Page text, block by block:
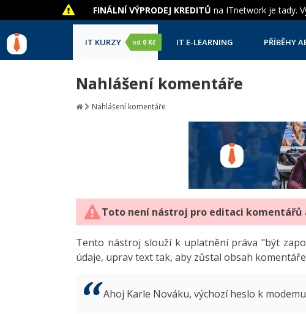
FINÁLNÍ VÝPRODEJ KREDITŮ na ITnetwork je tady.
IT KURZY od 0 Kč IT E-LEARNING PŘÍBĚHY
Nahlášení komentáře
Nahlášení komentáře
Toto není nástroj pro editaci komentářů
Tento nástroj slouží k uplatnění práva "být
údaje, uprav text tak, aby zůstal obsah
Ahoj Karle Nováku, výchozí heslo k